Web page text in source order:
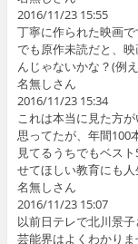
2016/11/23 15:55
丁寧に作られた映画で
でも原作未読だと、
んじゃないかな？(例
名無しさん
2016/11/23 15:34
これは本当に見た方
思ってたが、年間100
見てるうちでもベス
せてほしい教育にも人
名無しさん
2016/11/23 15:07
以前日テレで北川景
芸能界はよくわかりま